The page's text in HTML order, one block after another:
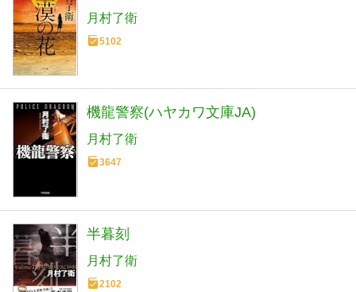
月村了衛
5102
機龍警察(ハヤカワ文庫JA)
月村了衛
3647
半暮刻
月村了衛
2102